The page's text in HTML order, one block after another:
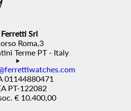
Ferretti Srl
Roma,3
Terme PT - Italy
01144880471
PT-122082
€ 10.400,00